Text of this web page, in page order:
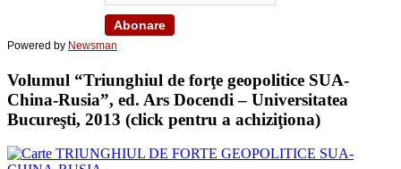
Powered by Newsman
Volumul “Triunghiul de forţe geopolitice SUA-
China-Rusia”, ed. Ars Docendi – Universitatea
Bucureşti, 2013 (click pentru a achiziţiona)